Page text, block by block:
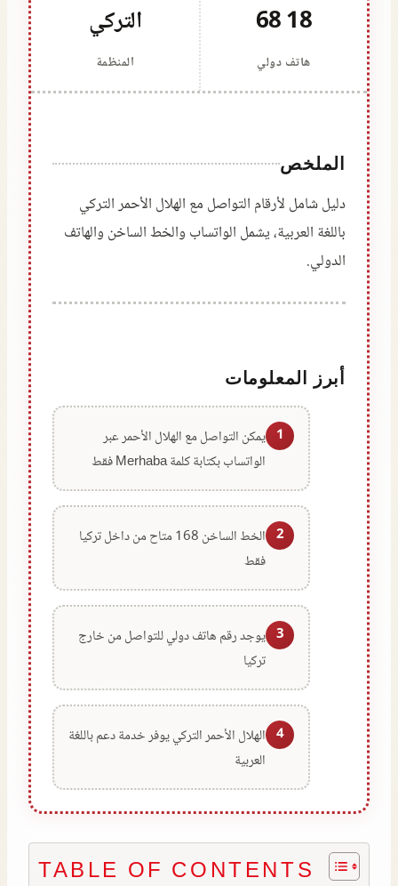
18 68
هاتف دولي
التركي
المنظمة
الملخص
دليل شامل لأرقام التواصل مع الهلال الأحمر التركي
باللغة العربية، يشمل الواتساب والخط الساخن والهاتف
الدولي.
أبرز المعلومات
1 يمكن التواصل مع الهلال الأحمر عبر
الواتساب بكتابة كلمة Merhaba فقط
2
الخط الساخن 168 متاح من داخل تركيا
فقط
3 يوجد رقم هاتف دولي للتواصل من خارج
تركيا
4 الهلال الأحمر التركي يوفر خدمة دعم باللغة
العربية
TABLE OF CONTENTS